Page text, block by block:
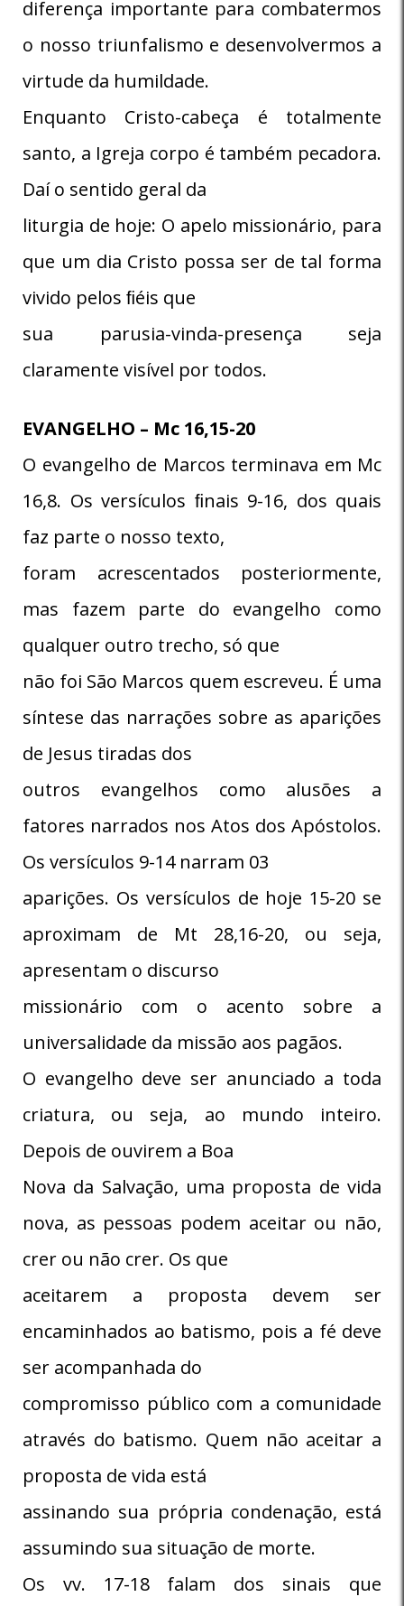
diferença importante para combatermos
o nosso triunfalismo e desenvolvermos a
virtude da humildade.
Enquanto Cristo-cabeça é totalmente
santo, a Igreja corpo é também pecadora.
Daí o sentido geral da
liturgia de hoje: O apelo missionário, para
que um dia Cristo possa ser de tal forma
vivido pelos ﬁéis que
sua parusia-vinda-presença seja
claramente visível por todos.
EVANGELHO – Mc 16,15-20
O evangelho de Marcos terminava em Mc
16,8. Os versículos ﬁnais 9-16, dos quais
faz parte o nosso texto,
foram acrescentados posteriormente,
mas fazem parte do evangelho como
qualquer outro trecho, só que
não foi São Marcos quem escreveu. É uma
síntese das narrações sobre as aparições
de Jesus tiradas dos
outros evangelhos como alusões a
fatores narrados nos Atos dos Apóstolos.
Os versículos 9-14 narram 03
aparições. Os versículos de hoje 15-20 se
aproximam de Mt 28,16-20, ou seja,
apresentam o discurso
missionário com o acento sobre a
universalidade da missão aos pagãos.
O evangelho deve ser anunciado a toda
criatura, ou seja, ao mundo inteiro.
Depois de ouvirem a Boa
Nova da Salvação, uma proposta de vida
nova, as pessoas podem aceitar ou não,
crer ou não crer. Os que
aceitarem a proposta devem ser
encaminhados ao batismo, pois a fé deve
ser acompanhada do
compromisso público com a comunidade
através do batismo. Quem não aceitar a
proposta de vida está
assinando sua própria condenação, está
assumindo sua situação de morte.
Os vv. 17-18 falam dos sinais que